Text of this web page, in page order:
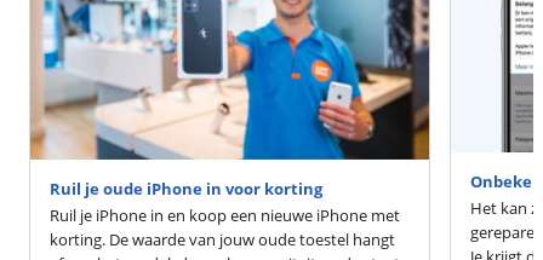
Ruil je oude iPhone in voor korting
Ruil je iPhone in en koop een nieuwe iPhone met
korting. De waarde van jouw oude toestel hangt
Het kan